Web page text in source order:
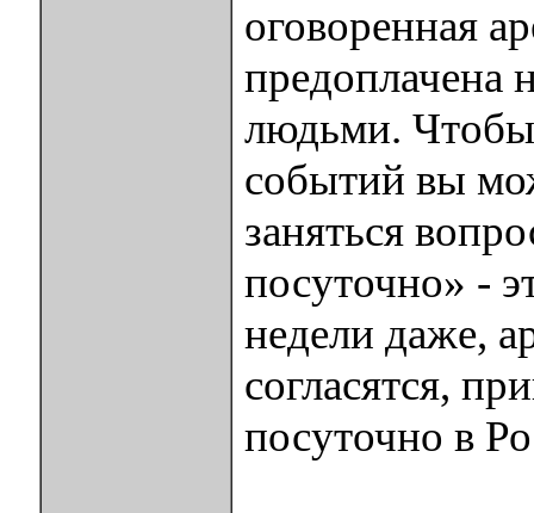
оговоренная
предоплачена
людьми. Чтобы
событий вы
заняться
посуточно» -
недели даже,
согласятся,
посуточно в